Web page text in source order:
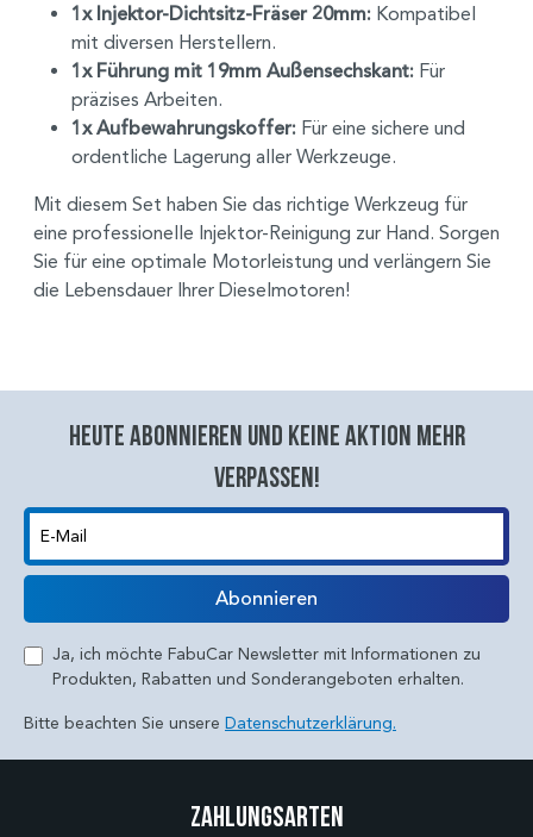
1x Injektor-Dichtsitz-Fräser 20mm: Kompatibel
mit diversen Herstellern.
1x Führung mit 19mm Außensechskant: Für
präzises Arbeiten.
1x Aufbewahrungskoffer: Für eine sichere und
ordentliche Lagerung aller Werkzeuge.
Mit diesem Set haben Sie das richtige Werkzeug für
eine professionelle Injektor-Reinigung zur Hand. Sorgen
Sie für eine optimale Motorleistung und verlängern Sie
die Lebensdauer Ihrer Dieselmotoren!
Heute abonnieren und keine aktion mehr
verpassen!
E-Mail
Abonnieren
Ja, ich möchte FabuCar Newsletter mit Informationen zu
Produkten, Rabatten und Sonderangeboten erhalten.
Bitte beachten Sie unsere Datenschutzerklärung.
Zahlungsarten